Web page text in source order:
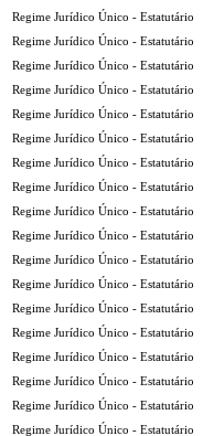
Regime Jurídico Único - Estatutário
Regime Jurídico Único - Estatutário
Regime Jurídico Único - Estatutário
Regime Jurídico Único - Estatutário
Regime Jurídico Único - Estatutário
Regime Jurídico Único - Estatutário
Regime Jurídico Único - Estatutário
Regime Jurídico Único - Estatutário
Regime Jurídico Único - Estatutário
Regime Jurídico Único - Estatutário
Regime Jurídico Único - Estatutário
Regime Jurídico Único - Estatutário
Regime Jurídico Único - Estatutário
Regime Jurídico Único - Estatutário
Regime Jurídico Único - Estatutário
Regime Jurídico Único - Estatutário
Regime Jurídico Único - Estatutário
Regime Jurídico Único - Estatutário